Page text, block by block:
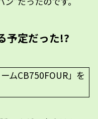
予定だった!?